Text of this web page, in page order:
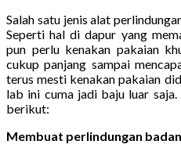
Salah satu jenis alat
Seperti hal di dapur yang
pun perlu kenakan pakaian
cukup panjang sampai
terus mesti kenakan pakaian
lab ini cuma jadi baju luar
berikut:
Membuat perlindungan badan